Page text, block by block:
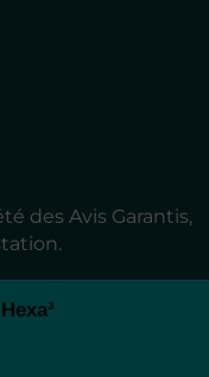
des Avis Garantis,
.